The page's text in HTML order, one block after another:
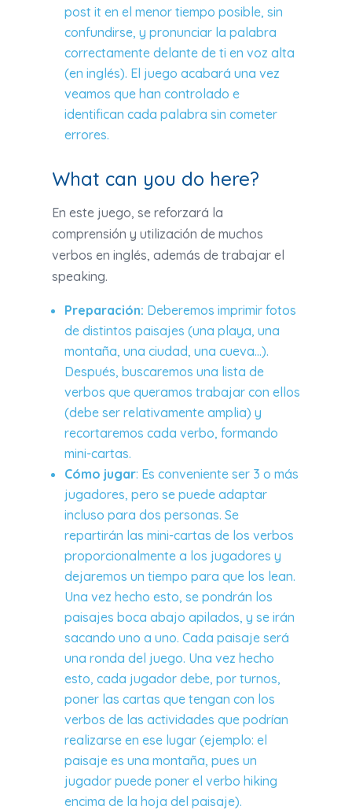
post it en el menor tiempo posible, sin
confundirse, y pronunciar la palabra
correctamente delante de ti en voz alta
(en inglés). El juego acabará una vez
veamos que han controlado e
identifican cada palabra sin cometer
errores.
What can you do here?
En este juego, se reforzará la
comprensión y utilización de muchos
verbos en inglés, además de trabajar el
speaking.
Preparación: Deberemos imprimir fotos
de distintos paisajes (una playa, una
montaña, una ciudad, una cueva…).
Después, buscaremos una lista de
verbos que queramos trabajar con ellos
(debe ser relativamente amplia) y
recortaremos cada verbo, formando
mini-cartas.
Cómo jugar: Es conveniente ser 3 o más
jugadores, pero se puede adaptar
incluso para dos personas. Se
repartirán las mini-cartas de los verbos
proporcionalmente a los jugadores y
dejaremos un tiempo para que los lean.
Una vez hecho esto, se pondrán los
paisajes boca abajo apilados, y se irán
sacando uno a uno. Cada paisaje será
una ronda del juego. Una vez hecho
esto, cada jugador debe, por turnos,
poner las cartas que tengan con los
verbos de las actividades que podrían
realizarse en ese lugar (ejemplo: el
paisaje es una montaña, pues un
jugador puede poner el verbo hiking
encima de la hoja del paisaje).